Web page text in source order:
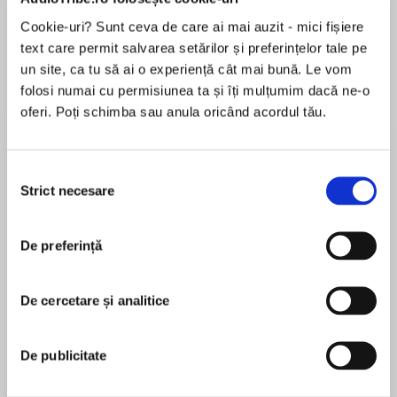
Cookie-uri? Sunt ceva de care ai mai auzit - mici fișiere
text care permit salvarea setărilor și preferințelor tale pe
un site, ca tu să ai o experiență cât mai bună. Le vom
folosi numai cu permisiunea ta și îți mulțumim dacă ne-o
oferi. Poți schimba sau anula oricând acordul tău.
consimțământului
Strict necesare
De preferință
De cercetare și analitice
De publicitate
de...
Dani Francis
la...
Lauren Weisberger
Desprecarte
& Peterrific!
Kann is back with a new I Can Read story
When Pinkalicious goes on a class trip to the
birds—especially the rare pink parakeet!
Pinkalicious sees lovebirds, peacocks, toucans,
MAI MULT
Victoria Kann is the author-artist of Rubylicious,